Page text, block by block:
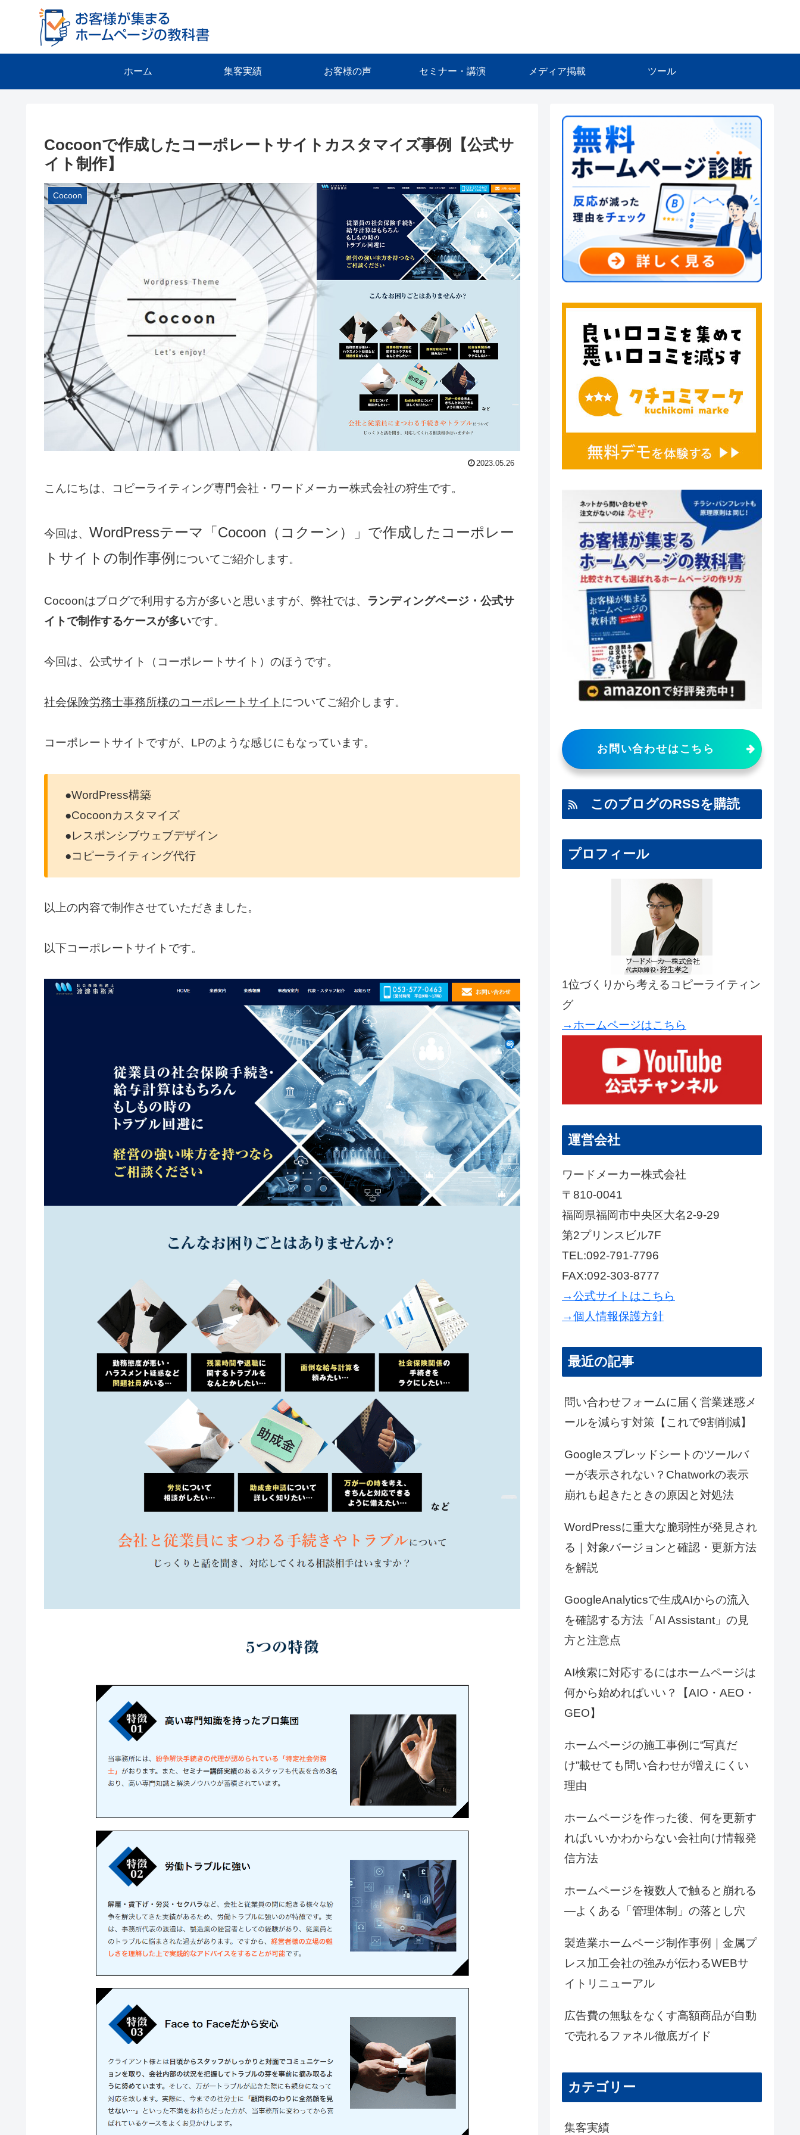
ホーム 集客実績 お客様の声 セミナー・講演 メディア掲載 ツール
Cocoonで作成したコーポレートサイトカスタマイズ事例【公式サ
イト制作】
Cocoon
2023.05.26
こんにちは、コピーライティング専門会社・ワードメーカー株式会社の狩生です。
今回は、 WordPressテーマ「Cocoon（コクーン）」で作成したコーポレー
トサイトの制作事例についてご紹介します。
Cocoonはブログで利用する方が多いと思いますが、弊社では、 ランディングページ・公式サ
イトで制作するケースが多いです。
今回は、公式サイト（コーポレートサイト）のほうです。
社会保険労務士事務所様のコーポレートサイト についてご紹介します。
コーポレートサイトですが、LPのような感じにもなっています。
●WordPress構築
●Cocoonカスタマイズ
●レスポンシブウェブデザイン
●コピーライティング代行
以上の内容で制作させていただきました。
以下コーポレートサイトです。
お問い合わせはこちら
このブログのRSSを購読
プロフィール
1位づくりから考えるコピーライティン
グ
→ホームページはこちら
運営会社
ワードメーカー株式会社
〒810-0041
福岡県福岡市中央区大名2-9-29
第2プリンスビル7F
TEL:092-791-7796
FAX:092-303-8777
→公式サイトはこちら
→個人情報保護方針
最近の記事
問い合わせフォームに届く営業迷惑メ
ールを減らす対策【これで9割削減】
Googleスプレッドシートのツールバ
ーが表示されない？Chatworkの表示
崩れも起きたときの原因と対処法
WordPressに重大な脆弱性が発見され
る｜対象バージョンと確認・更新方法
を解説
GoogleAnalyticsで生成AIからの流入
を確認する方法「AI Assistant」の見
方と注意点
AI検索に対応するにはホームページは
何から始めればいい？【AIO・AEO・
GEO】
ホームページの施工事例に“写真だ
け”載せても問い合わせが増えにくい
理由
ホームページを作った後、何を更新す
ればいいかわからない会社向け情報発
信方法
ホームページを複数人で触ると崩れる
―よくある「管理体制」の落とし穴
製造業ホームページ制作事例｜金属プ
レス加工会社の強みが伝わるWEBサ
イトリニューアル
広告費の無駄をなくす高額商品が自動
で売れるファネル徹底ガイド
カテゴリー
集客実績